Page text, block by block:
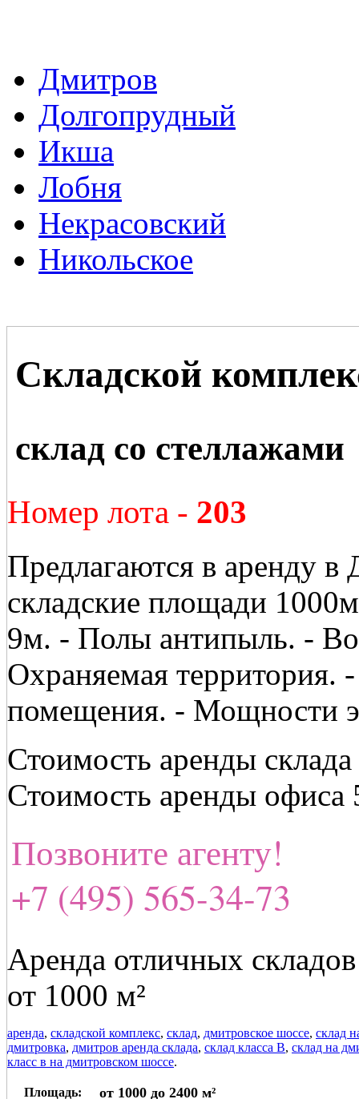
Дмитров
Долгопрудный
Икша
Лобня
Некрасовский
Никольское
Складской
склад со стеллажами
Номер лота - 203
Предлагаются в аренду
складские площади
9м. - Полы антипыль. -
Охраняемая
помещения. - Мощности
Стоимость аренды
Стоимость аренды
Позвоните агенту!
+7 (495) 565-34-73
Аренда отличных
от 1000 м²
аренда, складской комплекс, склад, дмитровское шоссе, склад
дмитровка, дмитров аренда склада, склад класса В, склад на
класс в на дмитровском шоссе.
Площадь: от 1000 до 2400 м²